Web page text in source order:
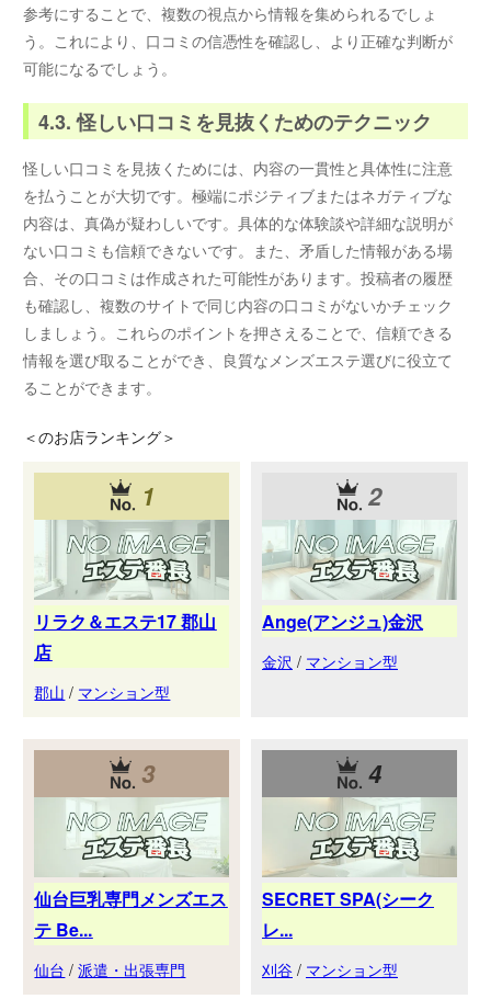
参考にすることで、複数の視点から情報を集められるでしょ
う。これにより、口コミの信憑性を確認し、より正確な判断が
可能になるでしょう。
4.3. 怪しい口コミを見抜くためのテクニック
怪しい口コミを見抜くためには、内容の一貫性と具体性に注意
を払うことが大切です。極端にポジティブまたはネガティブな
内容は、真偽が疑わしいです。具体的な体験談や詳細な説明が
ない口コミも信頼できないです。また、矛盾した情報がある場
合、その口コミは作成された可能性があります。投稿者の履歴
も確認し、複数のサイトで同じ内容の口コミがないかチェック
しましょう。これらのポイントを押さえることで、信頼できる
情報を選び取ることができ、良質なメンズエステ選びに役立て
ることができます。
＜のお店ランキング＞
1
リラク＆エステ17 郡山
店
郡山 / マンション型
2
Ange(アンジュ)金沢
金沢 / マンション型
3
仙台巨乳専門メンズエス
テ Be...
仙台 /派遣・出張専門
4
SECRET SPA(シーク
レ...
刈谷 / マンション型